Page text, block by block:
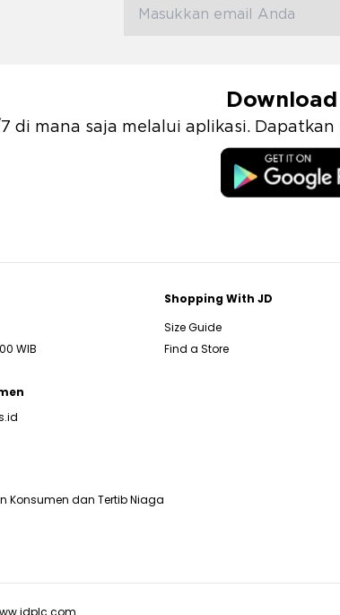
di mana saja melalui aplikasi.
WIB
Konsumen dan Tertib Niaga
Shopping With JD
Size Guide
Find a Store